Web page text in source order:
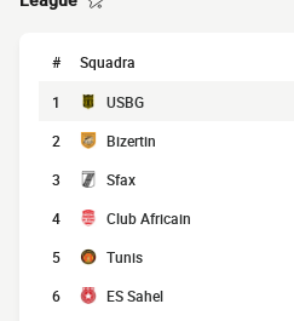
# Squadra
1 USBG
2
Bizertin
3 Sfax
4 Club Africain
5 Tunis
6 ES Sahel